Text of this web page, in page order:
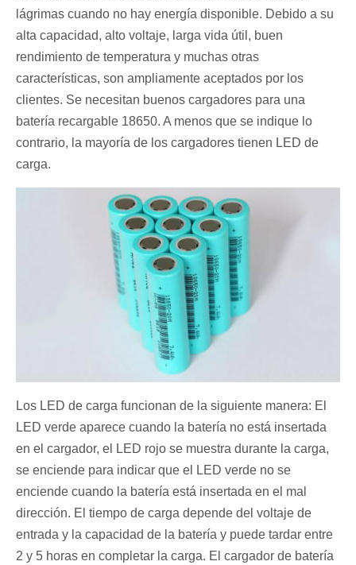
lágrimas cuando no hay energía disponible. Debido a su
alta capacidad, alto voltaje, larga vida útil, buen
rendimiento de temperatura y muchas otras
características, son ampliamente aceptados por los
clientes. Se necesitan buenos cargadores para una
batería recargable 18650. A menos que se indique lo
contrario, la mayoría de los cargadores tienen LED de
carga.
Los LED de carga funcionan de la siguiente manera: El
LED verde aparece cuando la batería no está insertada
en el cargador, el LED rojo se muestra durante la carga,
se enciende para indicar que el LED verde no se
enciende cuando la batería está insertada en el mal
dirección. El tiempo de carga depende del voltaje de
entrada y la capacidad de la batería y puede tardar entre
2 y 5 horas en completar la carga. El cargador de batería